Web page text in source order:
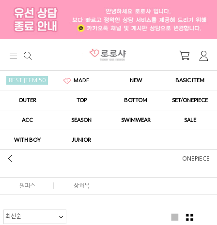
BEST ITEM 50 MADE NEW BASIC ITEM
OUTER TOP BOTTOM SET/ONEPIECE
ACC SEASON SWIMWEAR SALE
WITH BOY JUNIOR
ONEPIECE
원피스 상하복